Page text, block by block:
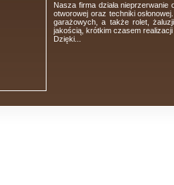
Nasza firma działa
otworowej oraz techniki
garażowych, a także rolet,
jakością, krótkim czasem
Dzięki...